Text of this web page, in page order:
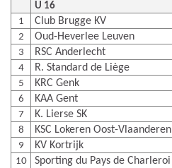
U 16
1
Club Brugge KV
2 Oud-Heverlee Leuven
3 RSC Anderlecht
4 R. Standard de Liège
5 KRC Genk
6 KAA Gent
7 K. Lierse SK
8 KSC Lokeren Oost-Vlaanderen
9 KV Kortrijk
10 Sporting du Pays de Charleroi